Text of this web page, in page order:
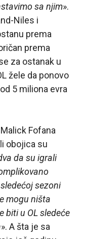
sa njim».
Niles i
prema
prema
za ostanak u
žele da ponovo
5 miliona evra
Fofana
obojica su
da su igrali
sezoni
mogu ništa
biti u OL sledeće
». A šta je sa